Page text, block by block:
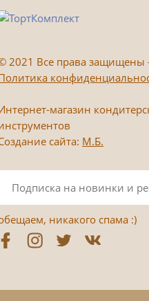
2021 Все права защищены
магазин
сайта: М.Б.
никакого спама :)